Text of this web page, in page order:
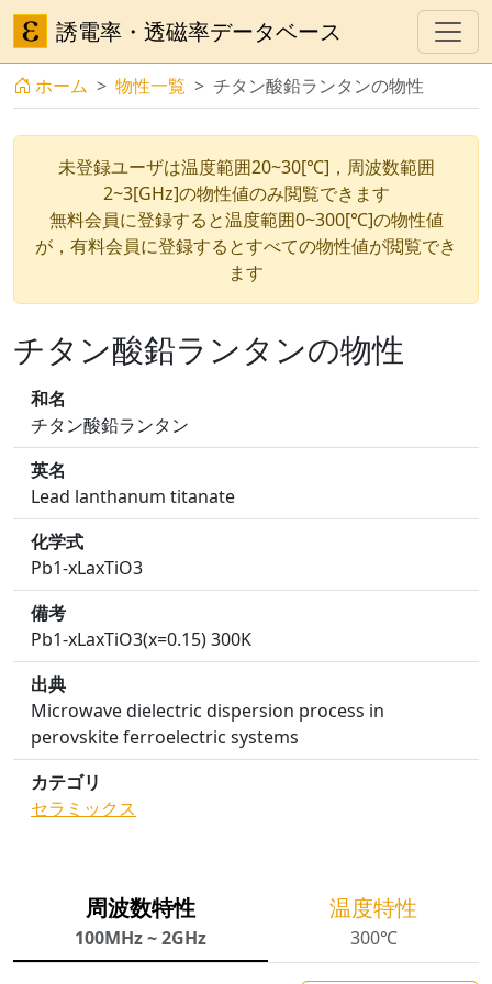
誘電率・透磁率データベース
ホーム 物性一覧 チタン酸鉛ランタンの物性
未登録ユーザは温度範囲20~30[℃]，周波数範囲
2~3[GHz]の物性値のみ閲覧できます
無料会員に登録すると温度範囲0~300[℃]の物性値
が，有料会員に登録するとすべての物性値が閲覧でき
ます
チタン酸鉛ランタンの物性
和名
チタン酸鉛ランタン
英名
Lead lanthanum titanate
化学式
Pb1-xLaxTiO3
備考
Pb1-xLaxTiO3(x=0.15) 300K
出典
Microwave dielectric dispersion process in
perovskite ferroelectric systems
カテゴリ
セラミックス
周波数特性
100MHz ~ 2GHz
温度特性
300℃